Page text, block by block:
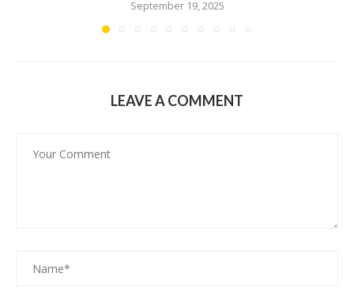
September 19, 2025
LEAVE A COMMENT